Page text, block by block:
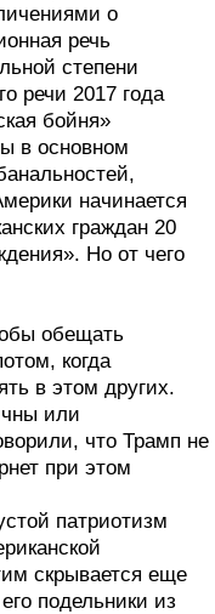
о
речь
степени
речи 2017 года
бойня»
в основном
начинается
граждан 20
Но от чего
обещать
когда
в этом других.
или
что Трамп не
при этом
патриотизм
скрывается еще
подельники из